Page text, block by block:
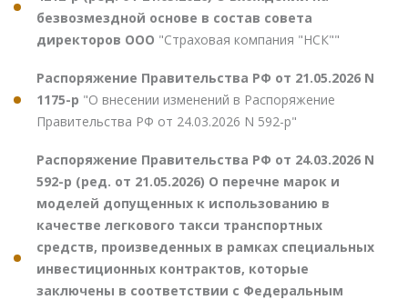
безвозмездной основе в состав совета
директоров ООО "Страховая компания "НСК""
Распоряжение Правительства РФ от 21.05.2026 N
1175-р "О внесении изменений в Распоряжение
Правительства РФ от 24.03.2026 N 592-р"
Распоряжение Правительства РФ от 24.03.2026 N
592-р (ред. от 21.05.2026) О перечне марок и
моделей допущенных к использованию в
качестве легкового такси транспортных
средств, произведенных в рамках специальных
инвестиционных контрактов, которые
заключены в соответствии с Федеральным